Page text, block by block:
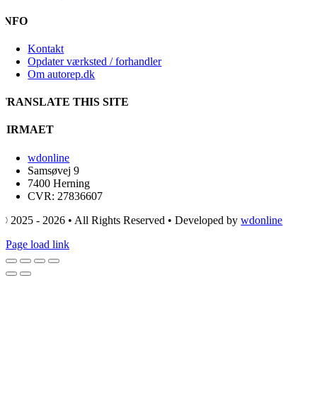
INFO
Kontakt
Opdater værksted / forhandler
Om autorep.dk
TRANSLATE THIS SITE
FIRMAET
wdonline
Samsøvej 9
7400 Herning
CVR: 27836607
© 2025 - 2026 • All Rights Reserved • Developed bywdonline
Page load link